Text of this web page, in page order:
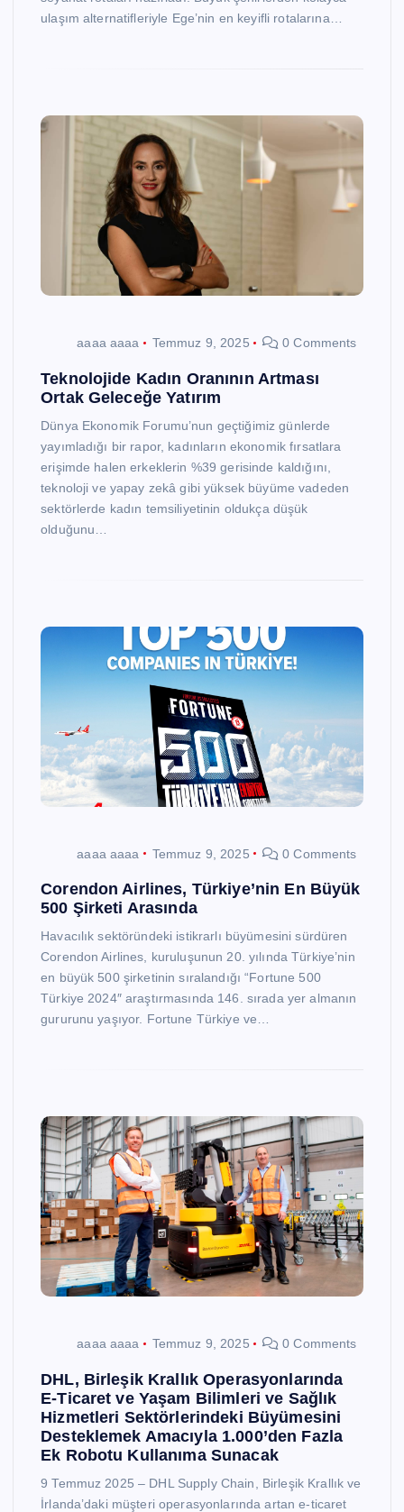
ulaşım alternatifleriyle Ege’nin en keyifli rotalarına…
aaaa aaaa Temmuz 9, 2025 0 Comments
Teknolojide Kadın Oranının Artması
Ortak Geleceğe Yatırım
Dünya Ekonomik Forumu’nun geçtiğimiz günlerde
yayımladığı bir rapor, kadınların ekonomik fırsatlara
erişimde halen erkeklerin %39 gerisinde kaldığını,
teknoloji ve yapay zekâ gibi yüksek büyüme vadeden
sektörlerde kadın temsiliyetinin oldukça düşük
olduğunu…
aaaa aaaa Temmuz 9, 2025 0 Comments
Corendon Airlines, Türkiye’nin En Büyük
500 Şirketi Arasında
Havacılık sektöründeki istikrarlı büyümesini sürdüren
Corendon Airlines, kuruluşunun 20. yılında Türkiye’nin
en büyük 500 şirketinin sıralandığı “Fortune 500
Türkiye 2024″ araştırmasında 146. sırada yer almanın
gururunu yaşıyor. Fortune Türkiye ve…
aaaa aaaa Temmuz 9, 2025 0 Comments
DHL, Birleşik Krallık Operasyonlarında
E-Ticaret ve Yaşam Bilimleri ve Sağlık
Hizmetleri Sektörlerindeki Büyümesini
Desteklemek Amacıyla 1.000’den Fazla
Ek Robotu Kullanıma Sunacak
9 Temmuz 2025 – DHL Supply Chain, Birleşik Krallık ve
İrlanda’daki müşteri operasyonlarında artan e-ticaret